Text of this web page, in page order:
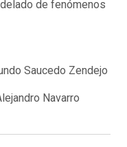
de fenómenos
Saucedo Zendejo
Navarro